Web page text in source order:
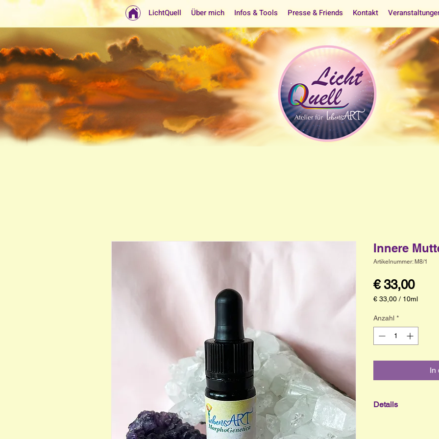
LichtQuell Über mich Infos & Tools Presse & Friends Kontakt
Innere
Artikelnummer: M8/1
€ 33,00Preis
€ 33,00 / 10ml
pro
10
Milliliter
Anzahl *
In
Details